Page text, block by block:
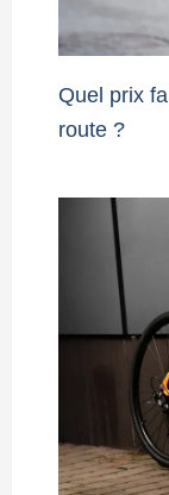
Quel prix
route ?